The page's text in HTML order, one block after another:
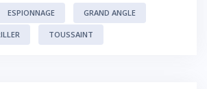
ESPIONNAGE GRAND ANGLE
TOUSSAINT